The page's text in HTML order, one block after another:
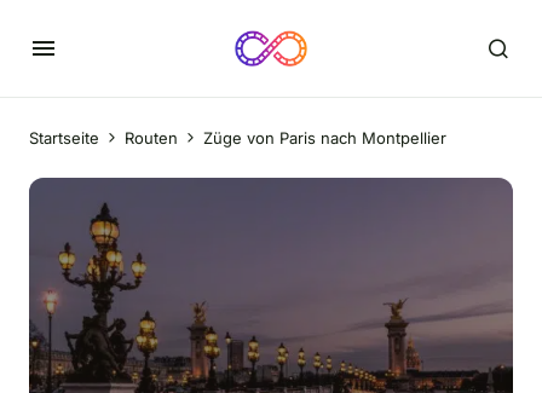
Startseite Routen Züge von Paris nach Montpellier